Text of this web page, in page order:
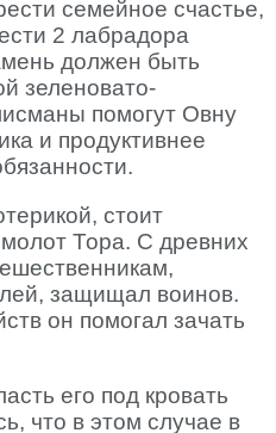
семейное счастье,
2 лабрадора
должен быть
зеленовато-
помогут Овну
и продуктивнее
стоит
Тора. С древних
защищал воинов.
он помогал зачать
его под кровать
что в этом случае в